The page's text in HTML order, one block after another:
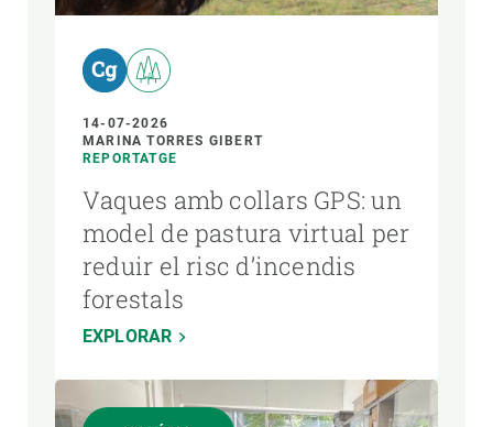
14-07-2026
MARINA TORRES GIBERT
REPORTATGE
Vaques amb collars GPS: un
model de pastura virtual per
reduir el risc d’incendis
forestals
EXPLORAR